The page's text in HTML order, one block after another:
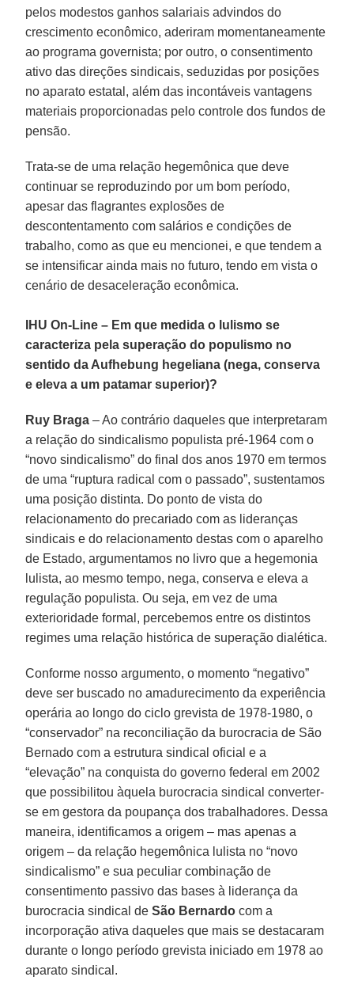
pelos modestos ganhos salariais advindos do
crescimento econômico, aderiram momentaneamente
ao programa governista; por outro, o consentimento
ativo das direções sindicais, seduzidas por posições
no aparato estatal, além das incontáveis vantagens
materiais proporcionadas pelo controle dos fundos de
pensão.
Trata-se de uma relação hegemônica que deve
continuar se reproduzindo por um bom período,
apesar das flagrantes explosões de
descontentamento com salários e condições de
trabalho, como as que eu mencionei, e que tendem a
se intensificar ainda mais no futuro, tendo em vista o
cenário de desaceleração econômica.
IHU On-Line – Em que medida o lulismo se
caracteriza pela superação do populismo no
sentido da Aufhebung hegeliana (nega, conserva
e eleva a um patamar superior)?
Ruy Braga – Ao contrário daqueles que interpretaram
a relação do sindicalismo populista pré-1964 com o
“novo sindicalismo” do final dos anos 1970 em termos
de uma “ruptura radical com o passado”, sustentamos
uma posição distinta. Do ponto de vista do
relacionamento do precariado com as lideranças
sindicais e do relacionamento destas com o aparelho
de Estado, argumentamos no livro que a hegemonia
lulista, ao mesmo tempo, nega, conserva e eleva a
regulação populista. Ou seja, em vez de uma
exterioridade formal, percebemos entre os distintos
regimes uma relação histórica de superação dialética.
Conforme nosso argumento, o momento “negativo”
deve ser buscado no amadurecimento da experiência
operária ao longo do ciclo grevista de 1978-1980, o
“conservador” na reconciliação da burocracia de São
Bernado com a estrutura sindical oficial e a
“elevação” na conquista do governo federal em 2002
que possibilitou àquela burocracia sindical converter-
se em gestora da poupança dos trabalhadores. Dessa
maneira, identificamos a origem – mas apenas a
origem – da relação hegemônica lulista no “novo
sindicalismo” e sua peculiar combinação de
consentimento passivo das bases à liderança da
burocracia sindical deSão Bernardo com a
incorporação ativa daqueles que mais se destacaram
durante o longo período grevista iniciado em 1978 ao
aparato sindical.